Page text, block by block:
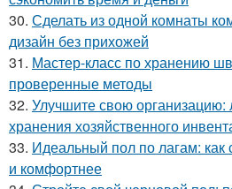
30. Сделать из одной комнаты
дизайн без прихожей
31. Мастер-класс по хранению
проверенные методы
32. Улучшите свою организацию:
хранения хозяйственного
33. Идеальный пол по лагам: как
и комфортнее